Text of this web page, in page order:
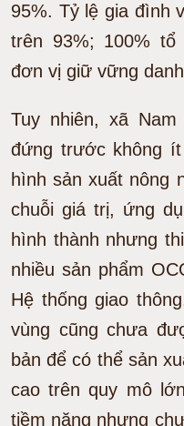
95%. Tỷ lệ gia đình
trên 93%; 100%
đơn vị giữ vững
Tuy nhiên, xã
đứng trước không
hình sản xuất nông
chuỗi giá trị, ứng
hình thành nhưng
nhiều sản phẩm
Hệ thống giao
vùng cũng chưa
bản để có thể sản
cao trên quy mô
tiềm năng nhưng